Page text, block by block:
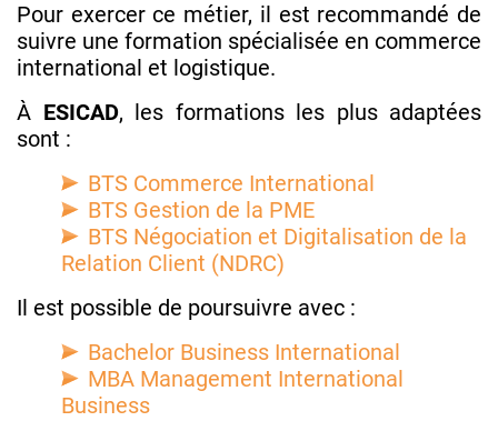
Pour exercer ce métier, il est recommandé de
suivre une formation spécialisée en commerce
international et logistique.
À ESICAD, les formations les plus adaptées
sont :
BTS Commerce International
BTS Gestion de la PME
BTS Négociation et Digitalisation de la
Relation Client (NDRC)
Il est possible de poursuivre avec :
Bachelor Business International
MBA Management International
Business